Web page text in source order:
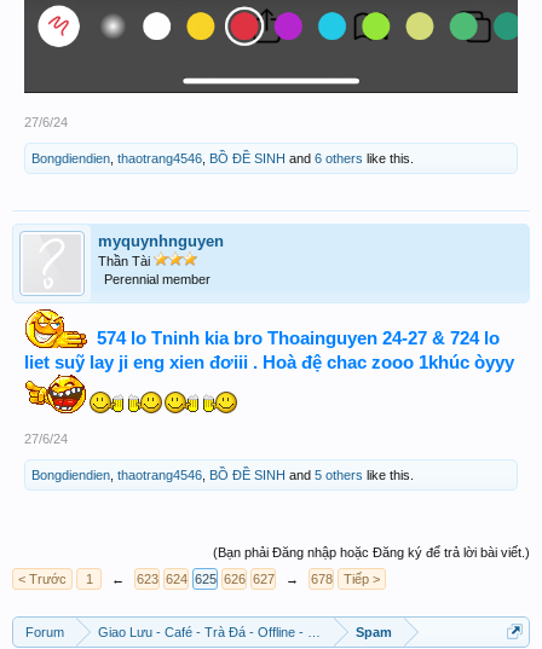
27/6/24
Bongdiendien thaotrang4546 BỒ ĐỀ SINH and 6 others like this.
myquynhnguyen
Thần Tài
Perennial member
574 lo Tninh kia bro Thoainguyen 24-27 & 724 lo
liet suỹ lay ji eng xien đơiii . Hoà đệ chac zooo 1khúc òyyy
27/6/24
Bongdiendien thaotrang4546 BỒ ĐỀ SINH and 5 others like this.
(Bạn phải Đăng nhập hoặc Đăng ký để trả lời bài viết.)
< Trước
1 ← 623 624 625 626 627 → 678 Tiếp >
Forum Giao Lưu - Café - Trà Đá - Offline - Tỉnh Tò Hihi!
Spam